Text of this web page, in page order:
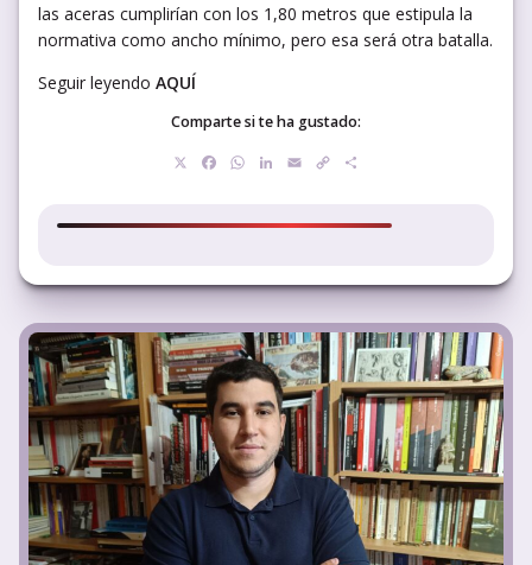
las aceras cumplirían con los 1,80 metros que estipula la
normativa como ancho mínimo, pero esa será otra batalla.
Seguir leyendo AQUÍ
Comparte si te ha gustado:
Facebook
WhatsApp
LinkedIn
EmailCopy